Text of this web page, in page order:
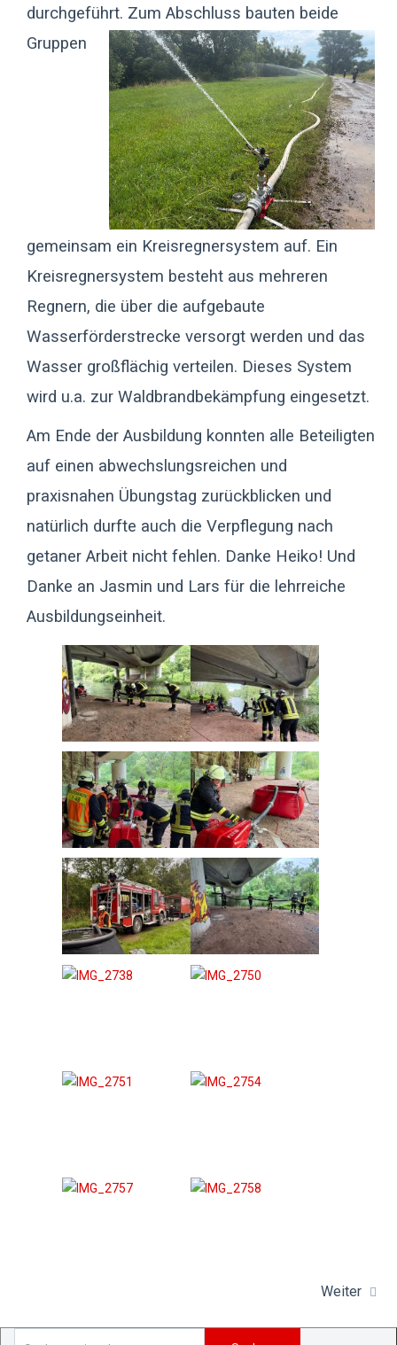
durchgeführt. Zum Abschluss bauten beide
Gruppen
gemeinsam ein Kreisregnersystem auf. Ein
Kreisregnersystem besteht aus mehreren
Regnern, die über die aufgebaute
Wasserförderstrecke versorgt werden und das
Wasser großflächig verteilen. Dieses System
wird u.a. zur Waldbrandbekämpfung eingesetzt.
Am Ende der Ausbildung konnten alle Beteiligten
auf einen abwechslungsreichen und
praxisnahen Übungstag zurückblicken und
natürlich durfte auch die Verpflegung nach
getaner Arbeit nicht fehlen. Danke Heiko! Und
Danke an Jasmin und Lars für die lehrreiche
Ausbildungseinheit.
Weiter